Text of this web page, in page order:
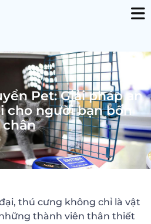
Pet: Giải pháp an
cho người bạn bốn
chân
thú cưng không chỉ là vật
thành viên thân thiết